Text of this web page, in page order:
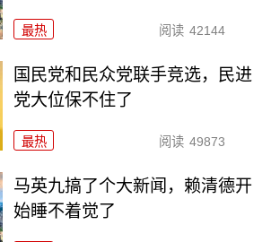
最热 阅读 42144
国民党和民众党联手竞选，民进
党大位保不住了
最热 阅读 49873
马英九搞了个大新闻，赖清德开
始睡不着觉了